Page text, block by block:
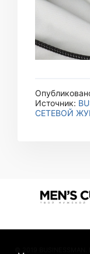
Источник:
СЕТЕВОЙ
© 2019